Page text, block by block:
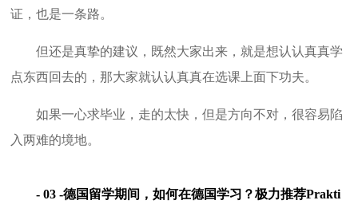
证，也是一条路。
但还是真挚的建议，既然大家出来，就是想认认真真学
点东西回去的，那大家就认认真真在选课上面下功夫。
如果一心求毕业，走的太快，但是方向不对，很容易陷
入两难的境地。
- 03 -德国留学期间，如何在德国学习？极力推荐Prakti